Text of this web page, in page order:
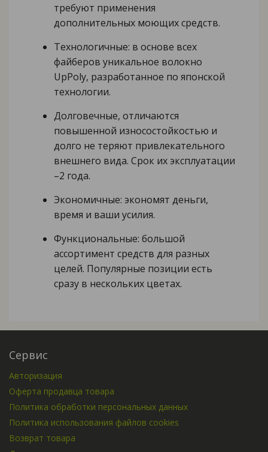
требуют применения
дополнительных моющих средств.
Технологичные: в основе всех
файберов уникальное волокно
UpPoly, разработанное по японской
технологии.
Долговечные, отличаются
повышенной износостойкостью и
долго не теряют привлекательного
внешнего вида. Срок их эксплуатации
–2 года.
Экономичные: экономят деньги,
время и ваши усилия.
Функциональные: большой
ассортимент средств для разных
целей. Популярные позиции есть
сразу в нескольких цветах.
Сервис
Авторизация
Оферта продавца товара
Политика обработки персональных данных
Политика использования файлов cookies
Возврат товара